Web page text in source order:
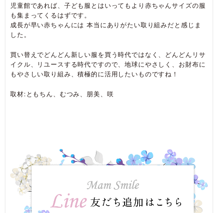
児童館であれば、子ども服とはいってもより赤ちゃんサイズの服
も集まってくるはずです。
成⾧が早い赤ちゃんには 本当にありがたい取り組みだと感じま
した。
買い替えでどんどん新しい服を買う時代ではなく、どんどんリサ
イクル、リユースする時代ですので、地球にやさしく、お財布に
もやさしい取り組み、積極的に活用したいものですね！
取材:ともちん、むつみ、朋美、咲